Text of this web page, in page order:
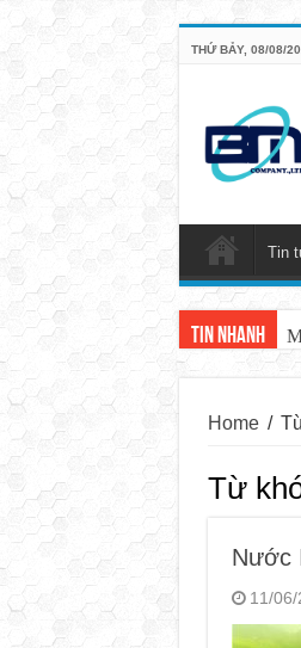
THỨ BẢY, 08/08/
Tin
Tin nhanh
Home /
Từ
Nước
11/06/